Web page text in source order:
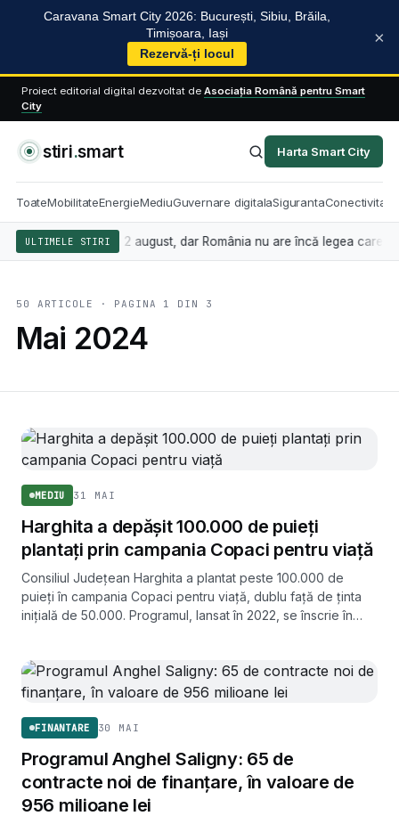
Caravana Smart City 2026: București, Sibiu, Brăila,
Timișoara, Iași
Rezervă-ți locul
×
Proiect editorial digital dezvoltat de Asociația Română pentru Smart
City
stiri.smart Harta Smart City
ToateMobilitateEnergieMediuGuvernare digitalaSigurantaConectivitate
ULTIMELE STIRI
aplică din 2 august, dar România nu are încă legea care stabilește
50 ARTICOLE · PAGINA 1 DIN 3
Mai 2024
MEDIU 31 MAI
Harghita a depășit 100.000 de puieți
plantați prin campania Copaci pentru viață
Consiliul Județean Harghita a plantat peste 100.000 de
puieți în campania Copaci pentru viață, dublu față de ținta
inițială de 50.000. Programul, lansat în 2022, se înscrie în
FINANTARE 30 MAI
Programul Anghel Saligny: 65 de
contracte noi de finanțare, în valoare de
956 milioane lei